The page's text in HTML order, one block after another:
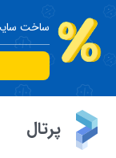
ساخت
پرتال